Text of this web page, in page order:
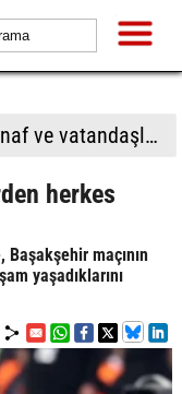
Aziz Yıldırım'ın kızına yönelik paylaşımlar yapan kişiye ev hapsi
herkes
maçının
yaşadıklarını